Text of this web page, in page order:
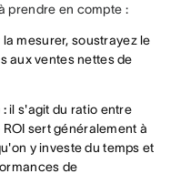
prendre en compte :
mesurer, soustrayez le
aux ventes nettes de
:il s'agit du ratio entre
sert généralement à
y investe du temps et
de